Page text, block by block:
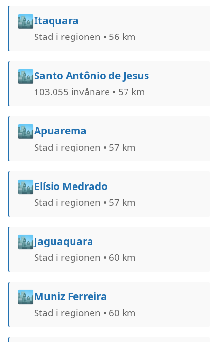
🏙️Itaquara
Stad i regionen • 56 km
🏙️Santo Antônio de Jesus
103.055 invånare • 57 km
🏙️Apuarema
Stad i regionen • 57 km
🏙️Elísio Medrado
Stad i regionen • 57 km
🏙️Jaguaquara
Stad i regionen • 60 km
🏙️Muniz Ferreira
Stad i regionen • 60 km